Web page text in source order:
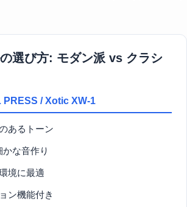
選び方: モダン派 vs クラシ
PRESS / Xotic XW-1
あるトーン
な音作り
境に最適
ン機能付き